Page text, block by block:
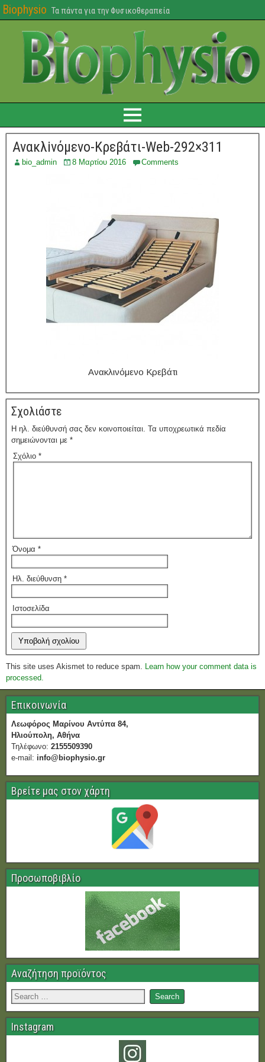
Biophysio Τα πάντα για την Φυσικοθεραπεία
Ανακλiνόμενο-Κρεβάτι-Web-292×311
bio_admin 8 Μαρτίου 2016 Comments
Ανακλινόμενο Κρεβάτι
Σχολιάστε
Η ηλ. διεύθυνσή σας δεν κοινοποιείται. Τα υποχρεωτικά πεδία
σημειώνονται με *
Σχόλιο *
Όνομα *
Ηλ. διεύθυνση *
Ιστοσελίδα
This site uses Akismet to reduce spam. Learn how your comment data is
processed.
Επικοινωνία
Λεωφόρος Μαρίνου Αντύπα 84,
Ηλιούπολη, Αθήνα
Τηλέφωνο: 2155509390
e-mail: info@biophysio.gr
Βρείτε μας στον χάρτη
Προσωποβιβλίο
Αναζήτηση προϊόντος
Instagram